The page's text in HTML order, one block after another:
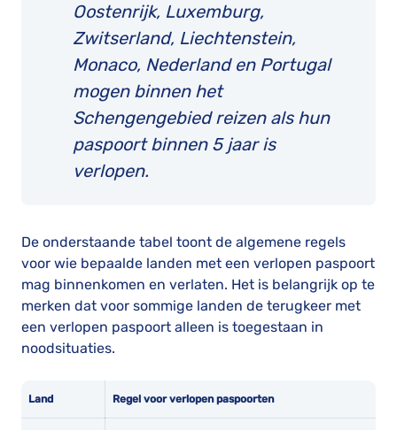
Oostenrijk, Luxemburg,
Zwitserland, Liechtenstein,
Monaco, Nederland en Portugal
mogen binnen het
Schengengebied reizen als hun
paspoort binnen 5 jaar is
verlopen.
De onderstaande tabel toont de algemene regels
voor wie bepaalde landen met een verlopen paspoort
mag binnenkomen en verlaten. Het is belangrijk op te
merken dat voor sommige landen de terugkeer met
een verlopen paspoort alleen is toegestaan in
noodsituaties.
Land Regel voor verlopen paspoorten